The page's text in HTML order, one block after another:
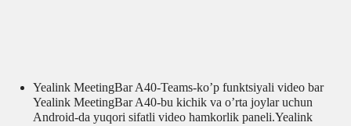
Yealink MeetingBar A40-Teams-ko’p funktsiyali video bar
Yealink MeetingBar A40-bu kichik va o’rta joylar uchun
Android-da yuqori sifatli video hamkorlik paneli.Yealink